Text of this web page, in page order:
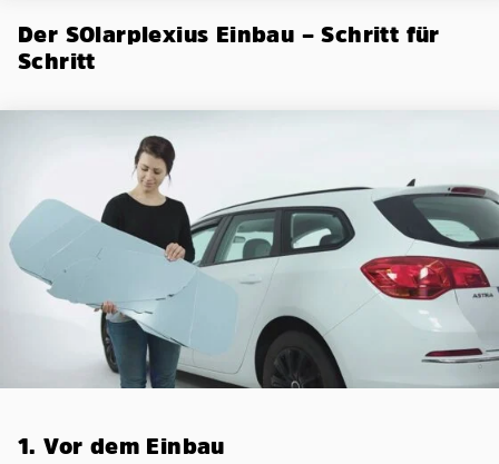
Der SOlarplexius Einbau – Schritt für
Schritt
1. Vor dem Einbau